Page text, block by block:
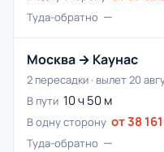
Туда-обратно —
Москва → Каунас
2 пересадки · вылет 20
В пути 10 ч 50 м
В одну сторону от 38
Туда-обратно —